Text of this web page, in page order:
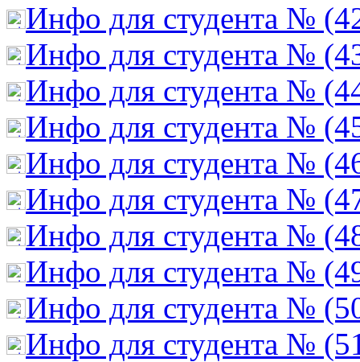
Инфо для студента №
Инфо для студента №
Инфо для студента №
Инфо для студента №
Инфо для студента №
Инфо для студента №
Инфо для студента №
Инфо для студента №
Инфо для студента №
Инфо для студента №